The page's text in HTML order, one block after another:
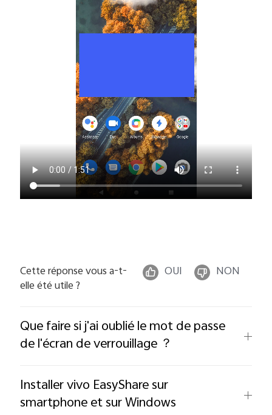
Cette réponse vous a-t-
elle été utile ?
OUI NON
Que faire si j'ai oublié le mot de passe
de l'écran de verrouillage ？
Installer vivo EasyShare sur
smartphone et sur Windows